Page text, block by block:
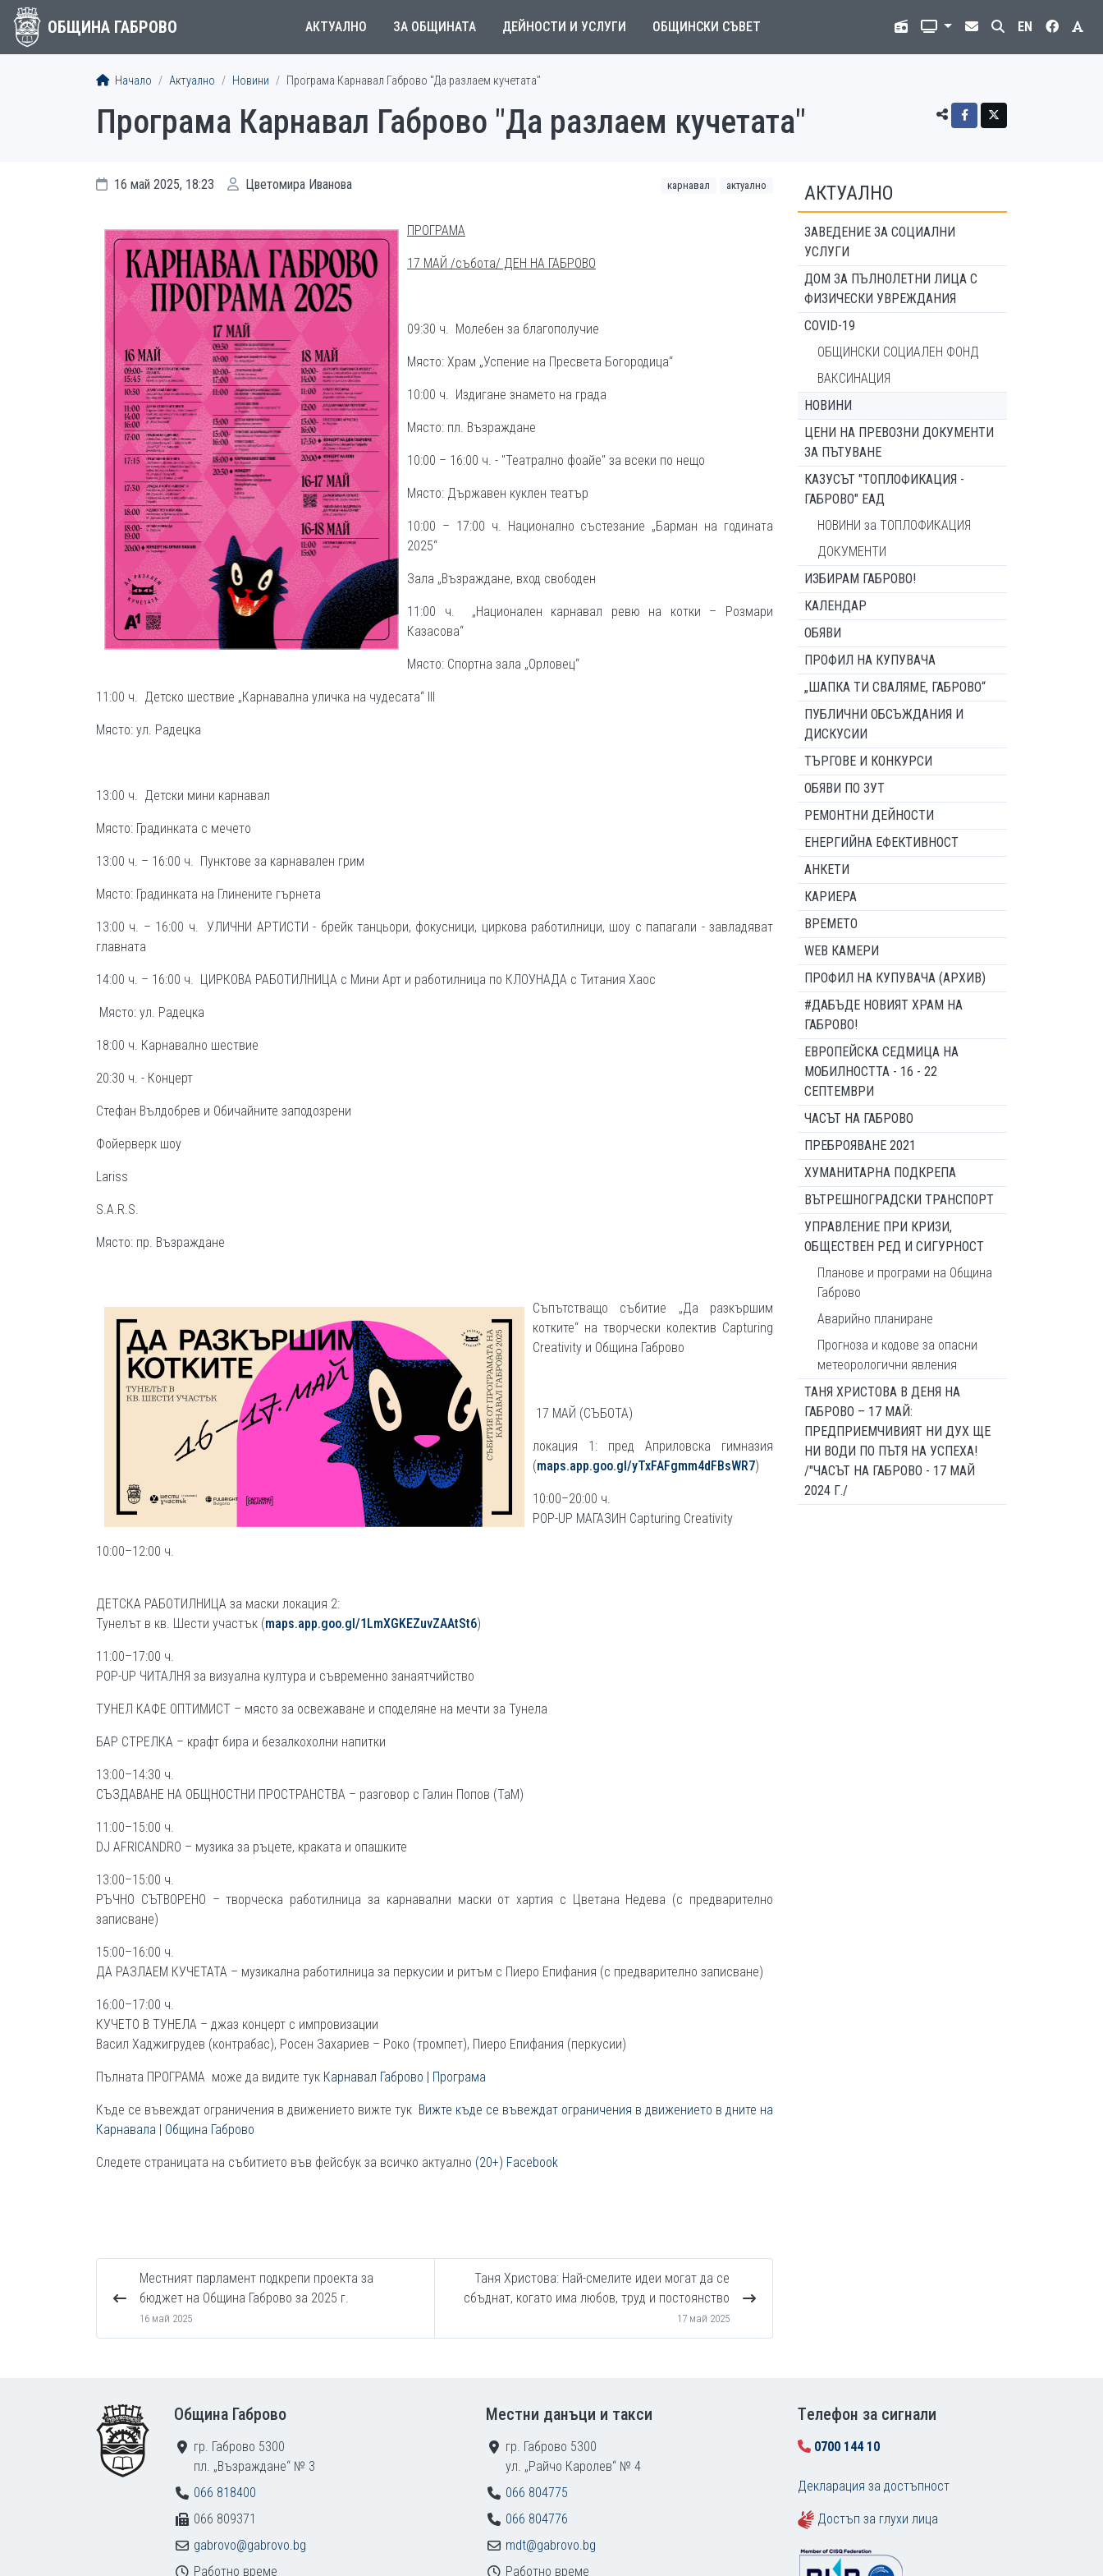
ОБЩИНА ГАБРОВО АКТУАЛНО ЗА ОБЩИНАТА ДЕЙНОСТИ И УСЛУГИ ОБЩИНСКИ СЪВЕТ EN
Начало Актуално Новини Програма Карнавал Габрово "Да разлаем кучетата"
Програма Карнавал Габрово "Да разлаем кучетата"
16 май 2025, 18:23 Цветомира Иванова карнавал актуално
ПРОГРАМА
17 МАЙ /събота/ ДЕН НА ГАБРОВО
09:30 ч. Молебен за благополучие
Място: Храм „Успение на Пресвета Богородица“
10:00 ч. Издигане знамето на града
Място: пл. Възраждане
10:00 – 16:00 ч. - "Театрално фоайе" за всеки по нещо
Място: Държавен куклен театър
10:00 – 17:00 ч. Национално състезание „Барман на годината
2025“
Зала „Възраждане, вход свободен
11:00 ч. „Национален карнавал ревю на котки – Розмари
Казасова“
Място: Спортна зала „Орловец“
11:00 ч. Детско шествие „Карнавална уличка на чудесата“ III
Място: ул. Радецка
13:00 ч. Детски мини карнавал
Място: Градинката с мечето
13:00 ч. – 16:00 ч. Пунктове за карнавален грим
Място: Градинката на Глинените гърнета
13:00 ч. – 16:00 ч. УЛИЧНИ АРТИСТИ - брейк танцьори, фокусници, циркова работилници, шоу с папагали - завладяват
главната
14:00 ч. – 16:00 ч. ЦИРКОВА РАБОТИЛНИЦА с Мини Арт и работилница по КЛОУНАДА с Титания Хаос
Място: ул. Радецка
18:00 ч. Карнавално шествие
20:30 ч. - Концерт
Стефан Вълдобрев и Обичайните заподозрени
Фойерверк шоу
Lariss
S.A.R.S.
Място: пр. Възраждане
Съпътстващо събитие „Да разкършим
котките“ на творчески колектив Capturing
Creativity и Община Габрово
17 МАЙ (СЪБОТА)
локация 1: пред Априловска гимназия
(maps.app.goo.gl/yTxFAFgmm4dFBsWR7)
10:00–20:00 ч.
POP-UP МАГАЗИН Capturing Creativity
10:00–12:00 ч.
ДЕТСКА РАБОТИЛНИЦА за маски локация 2:
Тунелът в кв. Шести участък (maps.app.goo.gl/1LmXGKEZuvZAAtSt6)
11:00–17:00 ч.
POP-UP ЧИТАЛНЯ за визуална култура и съвременно занаятчийство
ТУНЕЛ КАФЕ ОПТИМИСТ – място за освежаване и споделяне на мечти за Тунела
БАР СТРЕЛКА – крафт бира и безалкохолни напитки
13:00–14:30 ч.
СЪЗДАВАНЕ НА ОБЩНОСТНИ ПРОСТРАНСТВА – разговор с Галин Попов (ТаМ)
11:00–15:00 ч.
DJ AFRICАNDRO – музика за ръцете, краката и опашките
13:00–15:00 ч.
РЪЧНО СЪТВОРЕНО – творческа работилница за карнавални маски от хартия с Цветана Недева (с предварително
записване)
15:00–16:00 ч.
ДА РАЗЛАЕМ КУЧЕТАТА – музикална работилница за перкусии и ритъм с Пиеро Епифания (с предварително записване)
16:00–17:00 ч.
КУЧЕТО В ТУНЕЛА – джаз концерт с импровизации
Васил Хаджигрудев (контрабас), Росен Захариев – Роко (тромпет), Пиеро Епифания (перкусии)
Пълната ПРОГРАМА може да видите тук Карнавал Габрово | Програма
Къде се въвеждат ограничения в движението вижте тук Вижте къде се въвеждат ограничения в движението в дните на
Карнавала | Община Габрово
Следете страницата на събитието във фейсбук за всичко актуално (20+) Facebook
Местният парламент подкрепи проекта за
бюджет на Община Габрово за 2025 г.
16 май 2025
Таня Христова: Най-смелите идеи могат да се
сбъднат, когато има любов, труд и постоянство
17 май 2025
АКТУАЛНО
ЗАВЕДЕНИЕ ЗА СОЦИАЛНИ
УСЛУГИ
ДОМ ЗА ПЪЛНОЛЕТНИ ЛИЦА С
ФИЗИЧЕСКИ УВРЕЖДАНИЯ
COVID-19
ОБЩИНСКИ СОЦИАЛЕН ФОНД
ВАКСИНАЦИЯ
НОВИНИ
ЦЕНИ НА ПРЕВОЗНИ ДОКУМЕНТИ
ЗА ПЪТУВАНЕ
КАЗУСЪТ "ТОПЛОФИКАЦИЯ -
ГАБРОВО" ЕАД
НОВИНИ за ТОПЛОФИКАЦИЯ
ДОКУМЕНТИ
ИЗБИРАМ ГАБРОВО!
КАЛЕНДАР
ОБЯВИ
ПРОФИЛ НА КУПУВАЧА
„ШАПКА ТИ СВАЛЯМЕ, ГАБРОВО“
ПУБЛИЧНИ ОБСЪЖДАНИЯ И
ДИСКУСИИ
ТЪРГОВЕ И КОНКУРСИ
ОБЯВИ ПО ЗУТ
РЕМОНТНИ ДЕЙНОСТИ
ЕНЕРГИЙНА ЕФЕКТИВНОСТ
АНКЕТИ
КАРИЕРА
ВРЕМЕТО
WEB КАМЕРИ
ПРОФИЛ НА КУПУВАЧА (АРХИВ)
#ДАБЪДЕ НОВИЯТ ХРАМ НА
ГАБРОВО!
ЕВРОПЕЙСКА СЕДМИЦА НА
МОБИЛНОСТТА - 16 - 22
СЕПТЕМВРИ
ЧАСЪТ НА ГАБРОВО
ПРЕБРОЯВАНЕ 2021
ХУМАНИТАРНА ПОДКРЕПА
ВЪТРЕШНОГРАДСКИ ТРАНСПОРТ
УПРАВЛЕНИЕ ПРИ КРИЗИ,
ОБЩЕСТВЕН РЕД И СИГУРНОСТ
Планове и програми на Община
Габрово
Аварийно планиране
Прогноза и кодове за опасни
метеорологични явления
ТАНЯ ХРИСТОВА В ДЕНЯ НА
ГАБРОВО – 17 МАЙ:
ПРЕДПРИЕМЧИВИЯТ НИ ДУХ ЩЕ
НИ ВОДИ ПО ПЪТЯ НА УСПЕХА!
/"ЧАСЪТ НА ГАБРОВО - 17 МАЙ
2024 Г./
Община Габрово
гр. Габрово 5300
пл. „Възраждане“ № 3
066 818400
066 809371
gabrovo@gabrovo.bg
Работно време
Местни данъци и такси
гр. Габрово 5300
ул. „Райчо Каролев“ № 4
066 804775
066 804776
mdt@gabrovo.bg
Работно време
Tелефон за сигнали
0700 144 10
Декларация за достъпност
Достъп за глухи лица